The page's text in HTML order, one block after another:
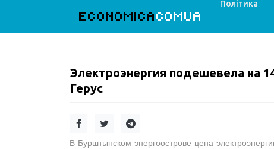
ECONOMICACOMUA
Політика
Электроэнергия подешевела на
Герус
В Бурштынском энергоострове цена